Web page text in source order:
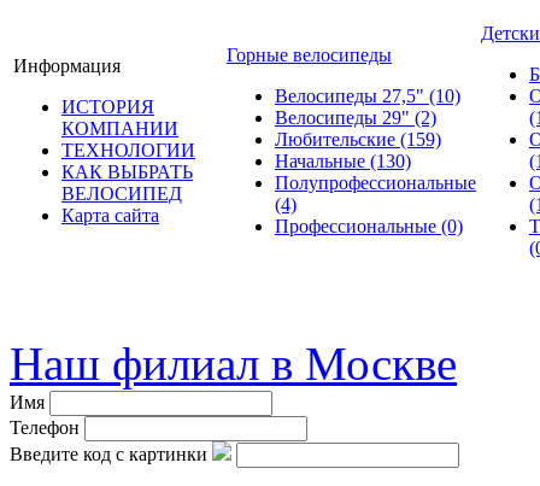
Информация
ИСТОРИЯ
КОМПАНИИ
ТЕХНОЛОГИИ
КАК ВЫБРАТЬ
ВЕЛОСИПЕД
Карта сайта
Горные велосипеды
Велосипеды 27,5" (10)
Велосипеды 29" (2)
Любительские (159)
Начальные (130)
Полупрофессиональные
(4)
Профессиональные (0)
Наш филиал в Москве
Имя
Телефон
Введите код с картинки